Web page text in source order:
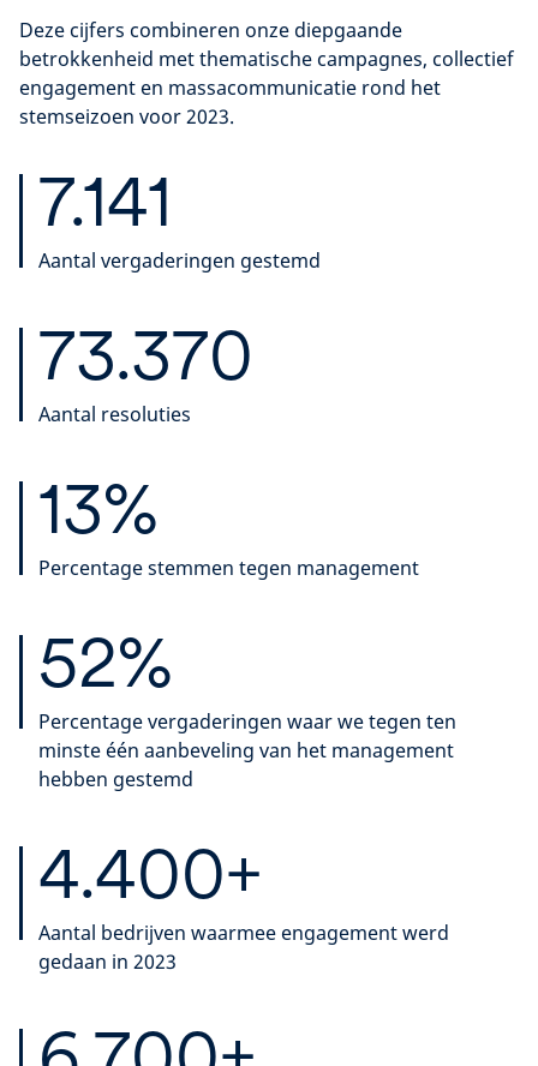
Deze cijfers combineren onze diepgaande
betrokkenheid met thematische campagnes, collectief
engagement en massacommunicatie rond het
stemseizoen voor 2023.
7.141
Aantal vergaderingen gestemd
73.370
Aantal resoluties
13%
Percentage stemmen tegen management
52%
Percentage vergaderingen waar we tegen ten
minste één aanbeveling van het management
hebben gestemd
4.400+
Aantal bedrijven waarmee engagement werd
gedaan in 2023